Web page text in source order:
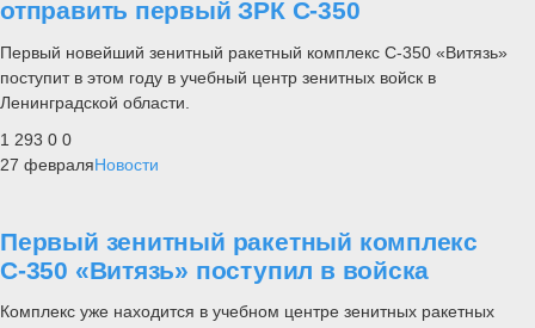
отправить первый ЗРК С-350
Первый новейший зенитный ракетный комплекс С-350 «Витязь»
поступит в этом году в учебный центр зенитных войск в
Ленинградской области.
1 293 0 0
27 февраляНовости
Первый зенитный ракетный комплекс
С-350 «Витязь» поступил в войска
Комплекс уже находится в учебном центре зенитных ракетных